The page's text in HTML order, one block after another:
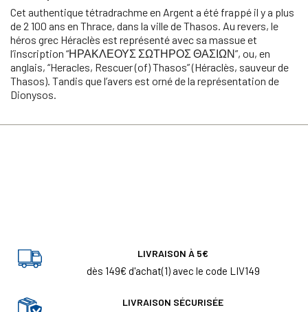
Cet authentique tétradrachme en Argent a été frappé il y a plus
de 2 100 ans en Thrace, dans la ville de Thasos. Au revers, le
héros grec Héraclès est représenté avec sa massue et
l’inscription “ΗΡΑΚΛΕΟΥΣ ΣΩΤΗΡΟΣ ΘΑΣΙΩΝ”, ou, en
anglais, “Heracles, Rescuer (of) Thasos” (Héraclès, sauveur de
Thasos). Tandis que l’avers est orné de la représentation de
Dionysos.
LIVRAISON À 5€
dès 149€ d'achat(1) avec le code LIV149
LIVRAISON SÉCURISÉE